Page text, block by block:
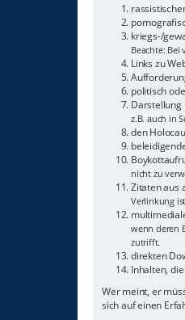
kriegs-/
Beachte:
Links zu
politisch
Darstellung
z.B. auch in
den
nicht zu
Zitaten aus
Verlinkung
wenn deren
zutrifft.
direkten
Inhalten,
Wer meint, er
sich auf einen